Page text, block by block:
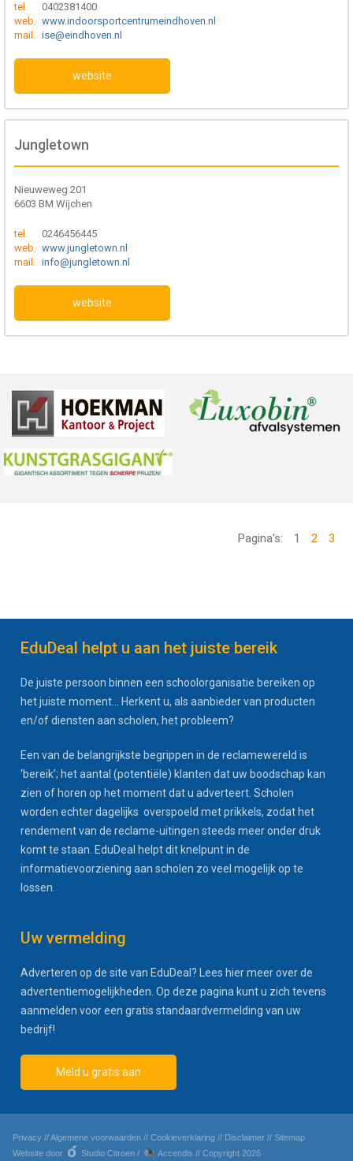
tel.
0402381400
web.
www.indoorsportcentrumeindhoven.nl
mail.
ise@eindhoven.nl
website
Jungletown
Nieuweweg 201
6603 BM Wijchen
tel.
0246456445
web.
www.jungletown.nl
mail.
info@jungletown.nl
website
Pagina's: 1 2 3
EduDeal helpt u aan het juiste bereik
De juiste persoon binnen een schoolorganisatie bereiken op
het juiste moment... Herkent u, als aanbieder van producten
en/of diensten aan scholen, het probleem?
Een van de belangrijkste begrippen in de reclamewereld is
‘bereik’; het aantal (potentiële) klanten dat uw boodschap kan
zien of horen op het moment dat u adverteert. Scholen
worden echter dagelijks overspoeld met prikkels, zodat het
rendement van de reclame-uitingen steeds meer onder druk
komt te staan. EduDeal helpt dit knelpunt in de
informatievoorziening aan scholen zo veel mogelijk op te
lossen.
Uw vermelding
Adverteren op de site van EduDeal? Lees hier meer over de
advertentiemogelijkheden. Op deze pagina kunt u zich tevens
aanmelden voor een gratis standaardvermelding van uw
bedrijf!
Meld u gratis aan
Privacy //Algemene voorwaarden // Cookieverklaring // Disclaimer // Sitemap
Website door
Studio Citroen / Accendis // Copyright 2026